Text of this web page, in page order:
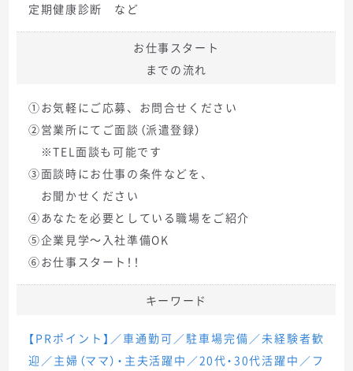
定期健康診断 など
お仕事スタート
までの流れ
①お気軽にご応募、お問合せください
②営業所にてご面談（派遣登録）
※TEL面談も可能です
③面談時にお仕事の条件などを、
お聞かせください
④あなたを必要としている職場をご紹介
⑤企業見学～入社準備OK
⑥お仕事スタート！！
キーワード
【PRポイント】／車通勤可／駐車場完備／未経験者歓
迎／主婦（ママ）・主夫活躍中／20代・30代活躍中／フ